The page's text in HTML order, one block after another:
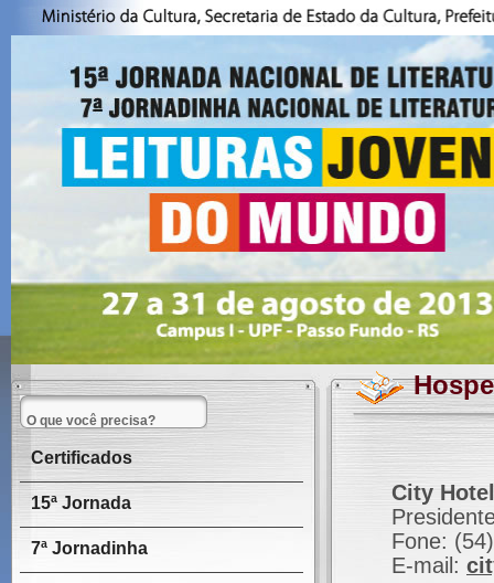
Certificados
15ª Jornada
7ª Jornadinha
City Hotel
Fone:
E-mail: